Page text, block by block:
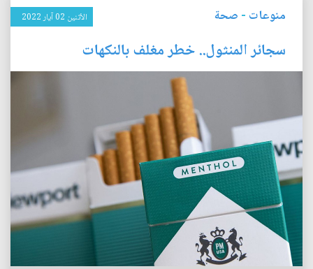
منوعات - صحة الأثنين 02 آيار 2022
سجائر المنثول.. خطر مغلف بالنكهات